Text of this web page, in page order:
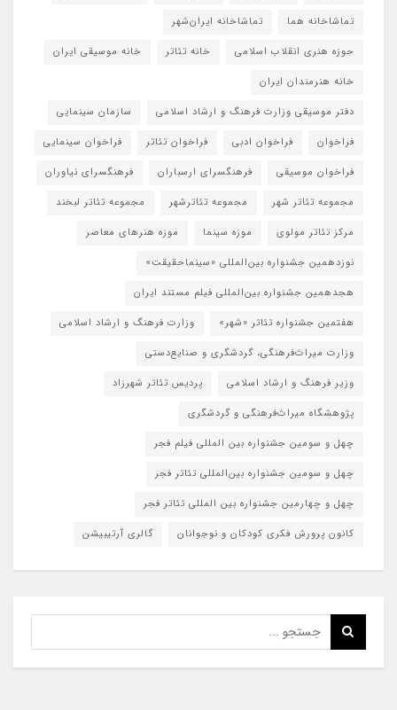
تماشاخانه هما
تماشاخانه‌ ایران‌شهر
حوزه هنری انقلاب اسلامی
خانه تئاتر
خانه موسیقی ایران
خانه هنرمندان ایران
دفتر موسیقی وزارت فرهنگ و ارشاد اسلامی
سازمان سینمایی
فراخوان
فراخوان ادبی فراخوان تئاتر
فراخوان سینمایی
فراخوان موسیقی
فرهنگسرای ارسباران
فرهنگسرای نیاوران
مجموعه تئاتر شهر
مجموعه تئاترشهر
مجموعه تئاتر لبخند
مرکز تئاتر مولوی
موزه سینما
موزه هنرهای معاصر
نوزدهمین جشنواره بین‌المللی «سینماحقیقت»
هجدهمین جشنواره بین‌المللی فیلم مستند ایران
هفتمین جشنواره تئاتر «شهر»
وزارت فرهنگ و ارشاد اسلامی
وزارت میراث‌فرهنگی، گردشگری و صنایع‌دستی
وزیر فرهنگ و ارشاد اسلامی
پردیس تئاتر شهرزاد
پژوهشگاه میراث‌فرهنگی و گردشگری
چهل و سومین جشنواره بین المللی فیلم فجر
چهل و سومین جشنواره بین‌المللی تئاتر فجر
چهل و چهارمین جشنواره بین المللی تئاتر فجر
کانون پرورش فکری کودکان و نوجوانان
گالری آرتیبیشن